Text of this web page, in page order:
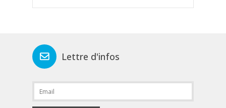
Lettre d'infos